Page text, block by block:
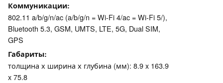
Коммуникации
802.11 a/b/g/n/ac (a/b/g/n = Wi-Fi 4/ac = Wi-Fi 5/),
Bluetooth 5.3, GSM, UMTS, LTE, 5G, Dual SIM,
GPS
Габариты
толщина х ширина х глубина (мм): 8.9 x 163.9
x 75.8